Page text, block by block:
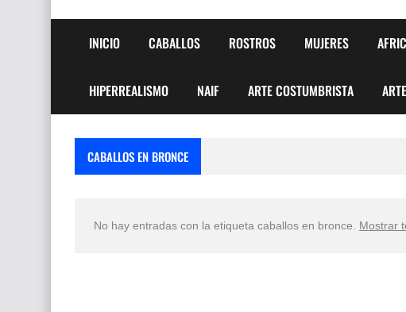
INICIO CABALLOS ROSTROS MUJERES
HIPERREALISMO NAIF ARTE COSTUMBRISTA
CABALLOS EN BRONCE
No hay entradas con la etiqueta caballos en bronce Mostrar